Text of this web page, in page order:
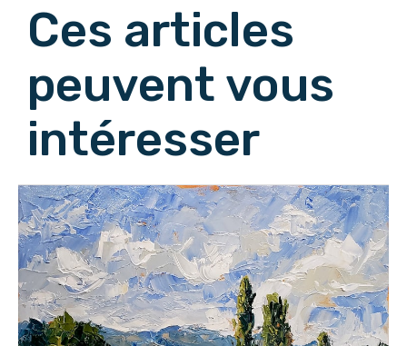
Ces articles
peuvent vous
intéresser